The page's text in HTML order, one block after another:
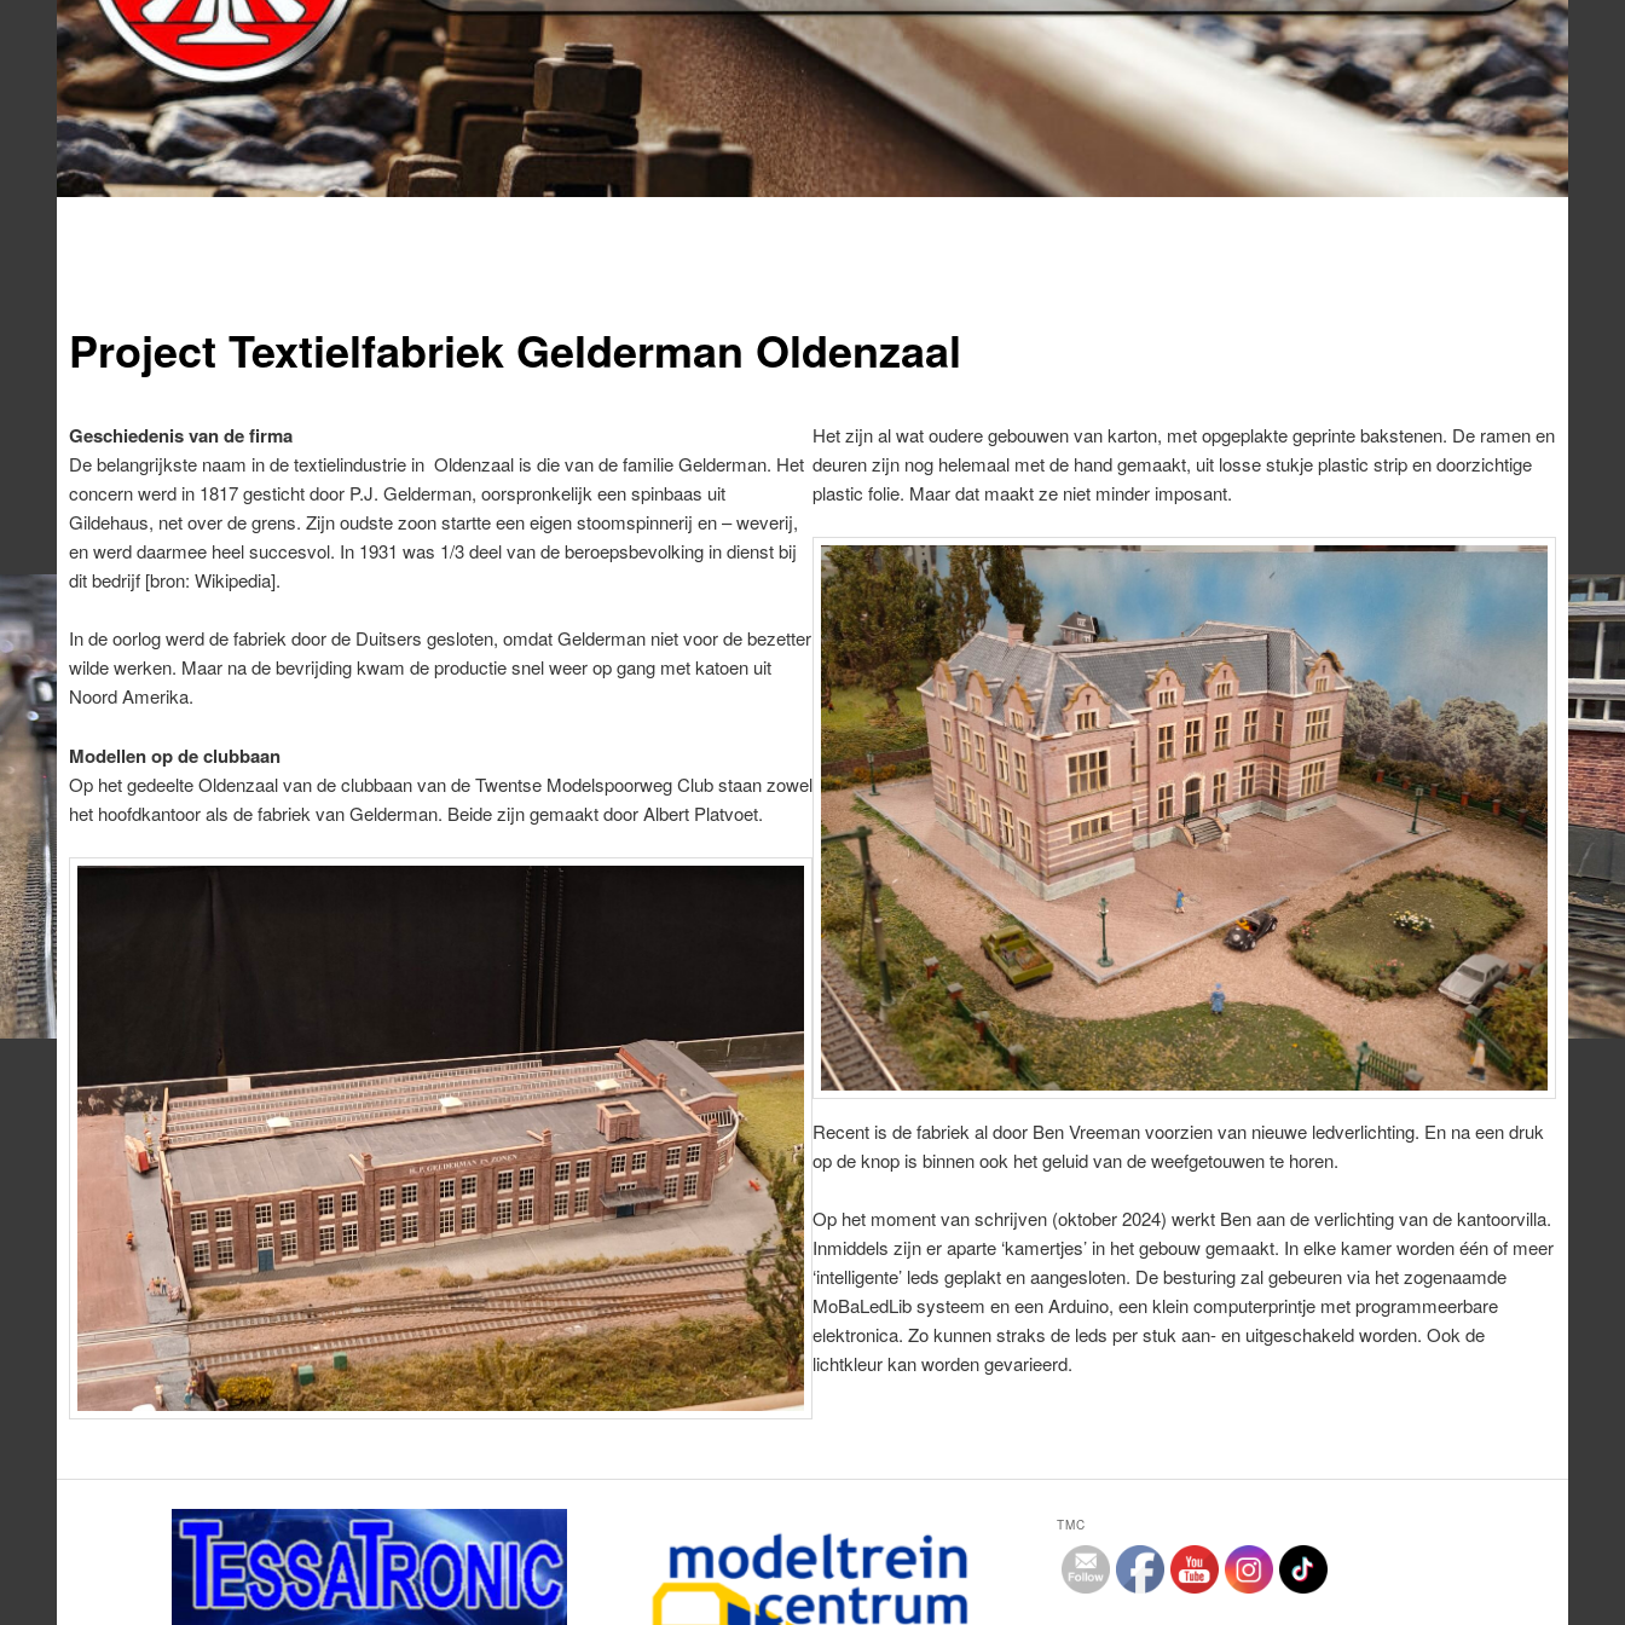
de
inhoud
Project Textielfabriek Gelderman Oldenzaal
Geschiedenis van de firma
De belangrijkste naam in de textielindustrie in Oldenzaal is die van de familie Gelderman. Het
concern werd in 1817 gesticht door P.J. Gelderman, oorspronkelijk een spinbaas uit
Gildehaus, net over de grens. Zijn oudste zoon startte een eigen stoomspinnerij en – weverij,
en werd daarmee heel succesvol. In 1931 was 1/3 deel van de beroepsbevolking in dienst bij
dit bedrijf [bron: Wikipedia].
In de oorlog werd de fabriek door de Duitsers gesloten, omdat Gelderman niet voor de bezetter
wilde werken. Maar na de bevrijding kwam de productie snel weer op gang met katoen uit
Noord Amerika.
Modellen op de clubbaan
Op het gedeelte Oldenzaal van de clubbaan van de Twentse Modelspoorweg Club staan zowel
het hoofdkantoor als de fabriek van Gelderman. Beide zijn gemaakt door Albert Platvoet.
Het zijn al wat oudere gebouwen van karton, met opgeplakte geprinte bakstenen. De ramen en
deuren zijn nog helemaal met de hand gemaakt, uit losse stukje plastic strip en doorzichtige
plastic folie. Maar dat maakt ze niet minder imposant.
Recent is de fabriek al door Ben Vreeman voorzien van nieuwe ledverlichting. En na een druk
op de knop is binnen ook het geluid van de weefgetouwen te horen.
Op het moment van schrijven (oktober 2024) werkt Ben aan de verlichting van de kantoor­villa.
Inmiddels zijn er aparte ‘kamertjes’ in het gebouw gemaakt. In elke kamer worden één of meer
‘intelligente’ leds geplakt en aangesloten. De besturing zal gebeuren via het zogenaamde
MoBaLedLib systeem en een Arduino, een klein computerprintje met programmeerbare
elektronica. Zo kunnen straks de leds per stuk aan- en uitgeschakeld worden. Ook de
lichtkleur kan worden gevarieerd.
TMC